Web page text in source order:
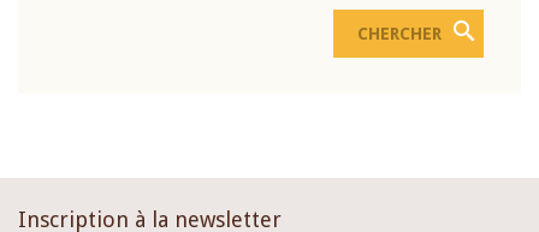
Inscription à la newsletter